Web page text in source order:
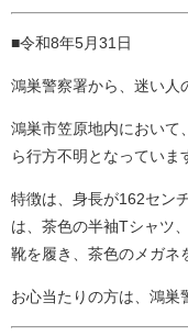
■令和8年5月31日
鴻巣警察署から、迷い人
鴻巣市笠原地内において
ら行方不明となっていま
特徴は、身長が162セン
は、茶色の半袖Tシャツ
靴を履き、茶色のメガネ
お心当たりの方は、鴻巣